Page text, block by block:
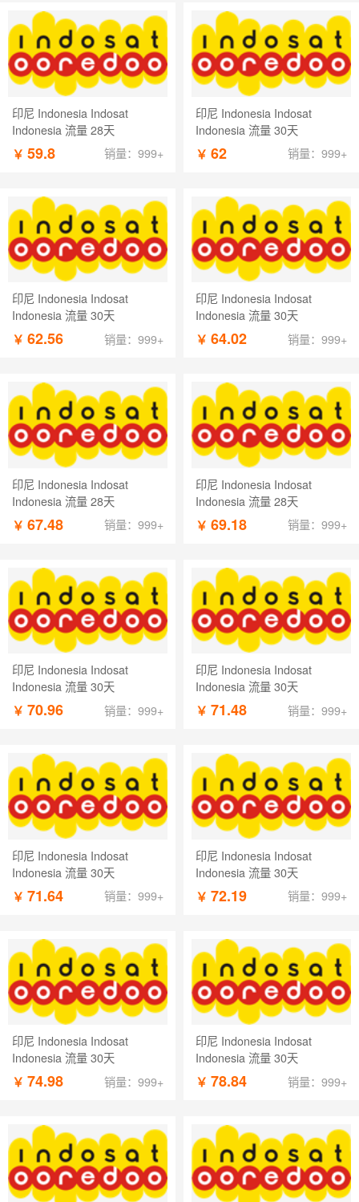
印尼 Indonesia Indosat
Indonesia 流量 28天
￥ 59.8 销量：999+
印尼 Indonesia Indosat
Indonesia 流量 30天
￥ 62 销量：999+
印尼 Indonesia Indosat
Indonesia 流量 30天
￥ 62.56 销量：999+
印尼 Indonesia Indosat
Indonesia 流量 30天
￥ 64.02 销量：999+
印尼 Indonesia Indosat
Indonesia 流量 28天
￥ 67.48 销量：999+
印尼 Indonesia Indosat
Indonesia 流量 28天
￥ 69.18 销量：999+
印尼 Indonesia Indosat
Indonesia 流量 30天
￥ 70.96 销量：999+
印尼 Indonesia Indosat
Indonesia 流量 30天
￥ 71.48 销量：999+
印尼 Indonesia Indosat
Indonesia 流量 30天
￥ 71.64 销量：999+
印尼 Indonesia Indosat
Indonesia 流量 30天
￥ 72.19 销量：999+
印尼 Indonesia Indosat
Indonesia 流量 30天
￥ 74.98 销量：999+
印尼 Indonesia Indosat
Indonesia 流量 30天
￥ 78.84 销量：999+